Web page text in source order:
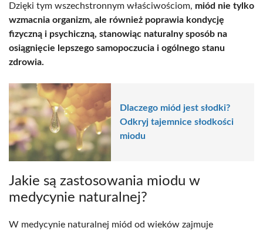
Dzięki tym wszechstronnym właściwościom, miód nie tylko
wzmacnia organizm, ale również poprawia kondycję
fizyczną i psychiczną, stanowiąc naturalny sposób na
osiągnięcie lepszego samopoczucia i ogólnego stanu
zdrowia.
Dlaczego miód jest słodki?
Odkryj tajemnice słodkości
miodu
Jakie są zastosowania miodu w
medycynie naturalnej?
W medycynie naturalnej miód od wieków zajmuje